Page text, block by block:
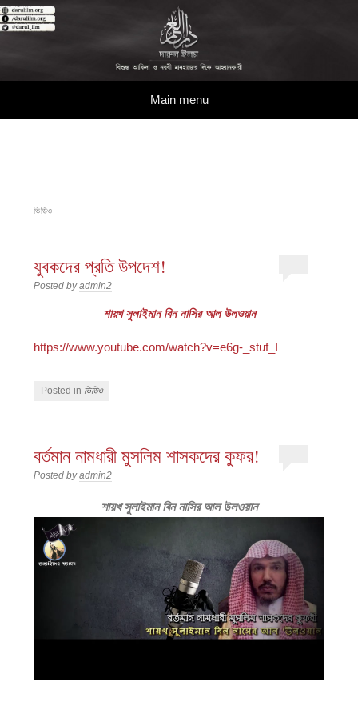
বিশুদ্ধ আকিদা ও নববী মানহাজের দিকে আহ্বানকারী
Main menu
ভিডিও
যুবকদের প্রতি উপদেশ!
Posted byadmin2
শায়খ সুলাইমান বিন নাসির আল উলওয়ান
https://www.youtube.com/watch?v=e6g-_stuf_I
Posted in ভিডিও
বর্তমান নামধারী মুসলিম শাসকদের কুফর!
Posted byadmin2
শায়খ সুলাইমান বিন নাসির আল উলওয়ান